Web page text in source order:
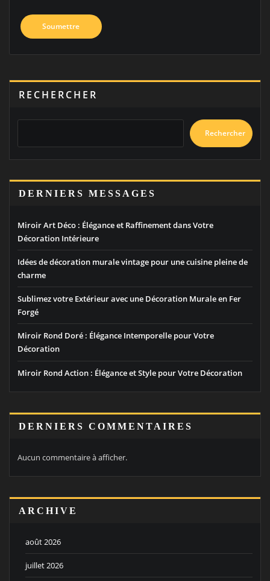
RECHERCHER
Rechercher
DERNIERS MESSAGES
Miroir Art Déco : Élégance et Raffinement dans Votre
Décoration Intérieure
Idées de décoration murale vintage pour une cuisine pleine de
charme
Sublimez votre Extérieur avec une Décoration Murale en Fer
Forgé
Miroir Rond Doré : Élégance Intemporelle pour Votre
Décoration
Miroir Rond Action : Élégance et Style pour Votre Décoration
DERNIERS COMMENTAIRES
Aucun commentaire à afficher.
ARCHIVE
août 2026
juillet 2026